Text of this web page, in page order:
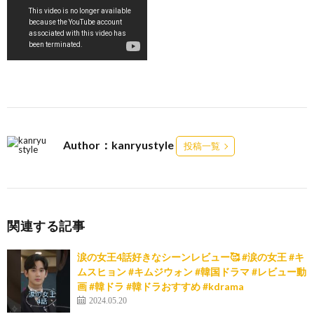
Author：kanryustyle 投稿一覧
関連する記事
涙の女王4話好きなシーンレビュー🥰 #涙の女王 #キ
ムスヒョン #キムジウォン #韓国ドラマ #レビュー動
画 #韓ドラ #韓ドラおすすめ #kdrama
2024.05.20